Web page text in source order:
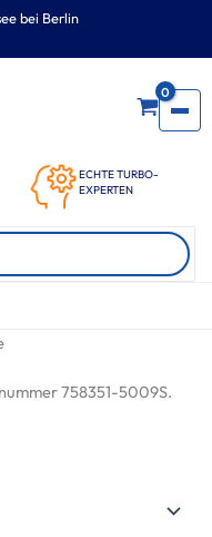
bei Berlin
ECHTE TURBO-
EXPERTEN
0
758351-5009S.